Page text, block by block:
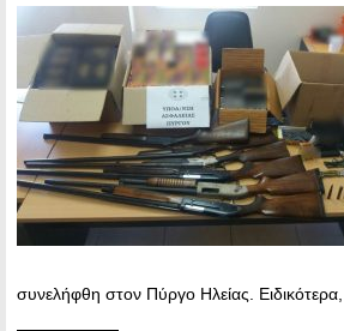
συνελήφθη στον Πύργο Ηλείας.